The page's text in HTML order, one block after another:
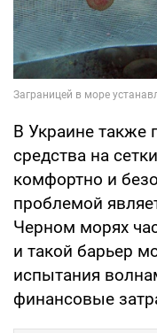
В Украине также
средства на
комфортно и
проблемой
Черном морях
и такой барьер
испытания
финансовые